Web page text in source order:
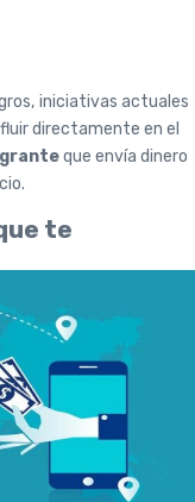
iniciativas actuales
directamente en el
que envía dinero
te